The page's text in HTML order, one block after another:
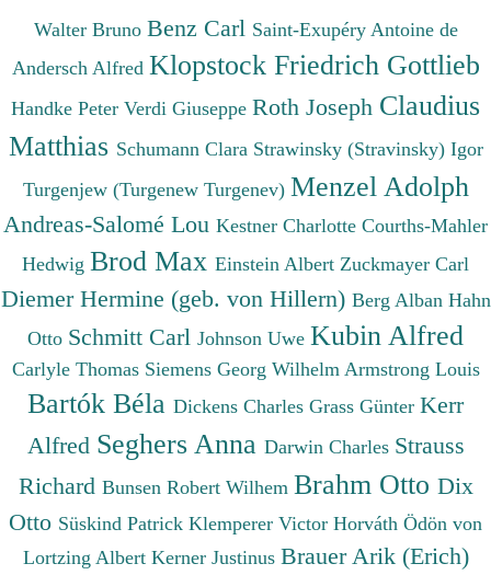
Walter Bruno Benz Carl Saint-Exupéry Antoine de
Andersch Alfred Klopstock Friedrich Gottlieb
Handke Peter Verdi Giuseppe Roth Joseph Claudius
Matthias Schumann Clara Strawinsky (Stravinsky) Igor
Turgenjew (Turgenew Turgenev) Menzel Adolph
Andreas-Salomé Lou Kestner Charlotte Courths-Mahler
Hedwig Brod Max Einstein Albert Zuckmayer Carl
Diemer Hermine (geb. von Hillern) Berg Alban Hahn
Otto Schmitt Carl Johnson Uwe Kubin Alfred
Carlyle Thomas Siemens Georg Wilhelm Armstrong Louis
Bartók Béla Dickens Charles Grass Günter Kerr
Alfred Seghers Anna Darwin Charles Strauss
Richard Bunsen Robert Wilhem Brahm Otto Dix
Otto Süskind Patrick Klemperer Victor Horváth Ödön von
Lortzing Albert Kerner Justinus Brauer Arik (Erich)